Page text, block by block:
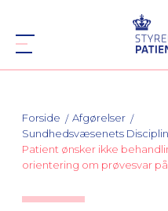
Forside
Afgørelser
Sundhedsvæsenets
Patient ønsker ikke
orientering om prøvesvar